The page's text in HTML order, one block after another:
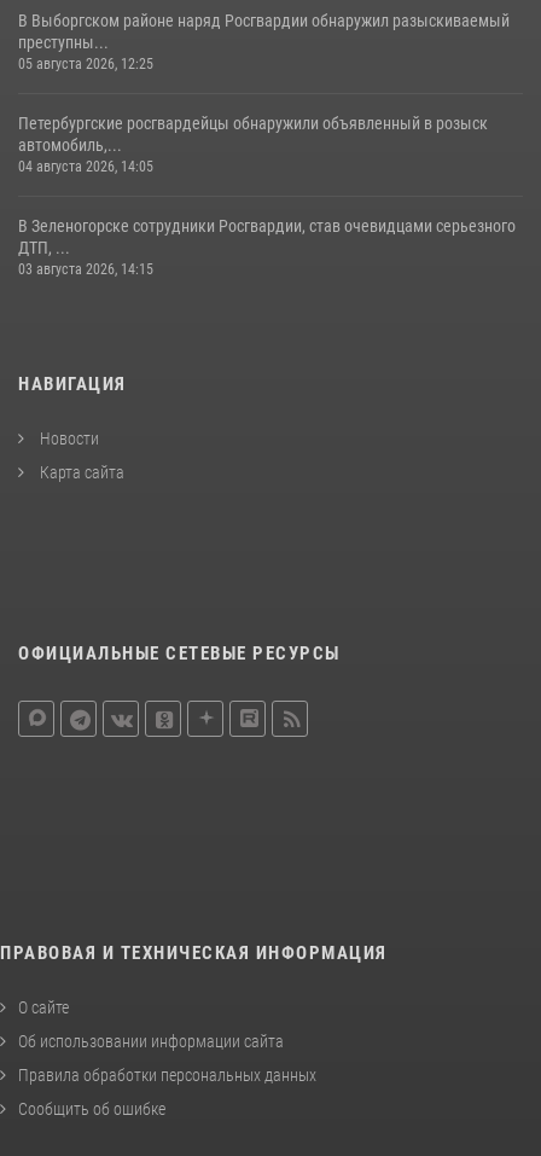
В Выборгском районе наряд Росгвардии обнаружил разыскиваемый
преступны...
05 августа 2026, 12:25
Петербургские росгвардейцы обнаружили объявленный в розыск
автомобиль,...
04 августа 2026, 14:05
В Зеленогорске сотрудники Росгвардии, став очевидцами серьезного
ДТП, ...
03 августа 2026, 14:15
НАВИГАЦИЯ
Новости
Карта сайта
ОФИЦИАЛЬНЫЕ СЕТЕВЫЕ РЕСУРСЫ
ПРАВОВАЯ И ТЕХНИЧЕСКАЯ ИНФОРМАЦИЯ
О сайте
Об использовании информации сайта
Правила обработки персональных данных
Сообщить об ошибке